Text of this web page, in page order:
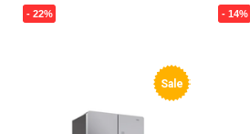
- 22% - 14%
Sale